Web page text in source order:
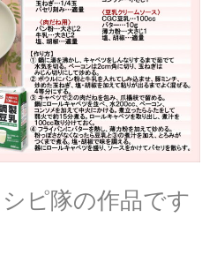
ピ隊の作品です